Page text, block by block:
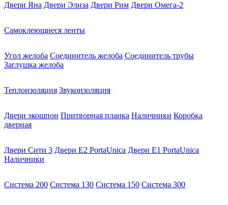
Двери Яна Двери Элиза Двери Рим Двери Омега-2
Самоклеющиеся ленты
Угол желоба Соединитель желоба Соединитель трубы
Заглушка желоба
Теплоизоляция Звукоизоляция
Двери экошпон Притворная планка Наличники Коробка
дверная
Двери Сити 3 Двери E2 PortaUnica Двери E1 PortaUnica
Наличники
Система 200 Система 130 Система 150 Система 300